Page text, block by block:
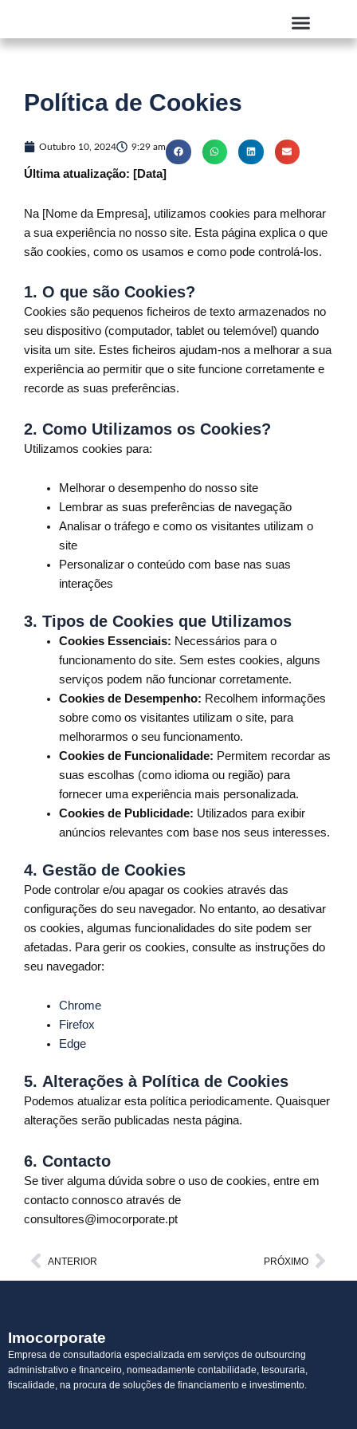
content
Política de Cookies
Outubro 10, 2024 9:29 am
Última atualização: [Data]
Na [Nome da Empresa], utilizamos cookies para melhorar
a sua experiência no nosso site. Esta página explica o que
são cookies, como os usamos e como pode controlá-los.
1. O que são Cookies?
Cookies são pequenos ficheiros de texto armazenados no
seu dispositivo (computador, tablet ou telemóvel) quando
visita um site. Estes ficheiros ajudam-nos a melhorar a sua
experiência ao permitir que o site funcione corretamente e
recorde as suas preferências.
2. Como Utilizamos os Cookies?
Utilizamos cookies para:
Melhorar o desempenho do nosso site
Lembrar as suas preferências de navegação
Analisar o tráfego e como os visitantes utilizam o
site
Personalizar o conteúdo com base nas suas
interações
3. Tipos de Cookies que Utilizamos
Cookies Essenciais: Necessários para o
funcionamento do site. Sem estes cookies, alguns
serviços podem não funcionar corretamente.
Cookies de Desempenho: Recolhem informações
sobre como os visitantes utilizam o site, para
melhorarmos o seu funcionamento.
Cookies de Funcionalidade: Permitem recordar as
suas escolhas (como idioma ou região) para
fornecer uma experiência mais personalizada.
Cookies de Publicidade: Utilizados para exibir
anúncios relevantes com base nos seus interesses.
4. Gestão de Cookies
Pode controlar e/ou apagar os cookies através das
configurações do seu navegador. No entanto, ao desativar
os cookies, algumas funcionalidades do site podem ser
afetadas. Para gerir os cookies, consulte as instruções do
seu navegador:
Chrome
Firefox
Edge
5. Alterações à Política de Cookies
Podemos atualizar esta política periodicamente. Quaisquer
alterações serão publicadas nesta página.
6. Contacto
Se tiver alguma dúvida sobre o uso de cookies, entre em
contacto connosco através de
consultores@imocorporate.pt
Prev
ANTERIOR PRÓXIMONext
Imocorporate
Empresa de consultadoria especializada em serviços de outsourcing
administrativo e financeiro, nomeadamente contabilidade, tesouraria,
fiscalidade, na procura de soluções de financiamento e investimento.